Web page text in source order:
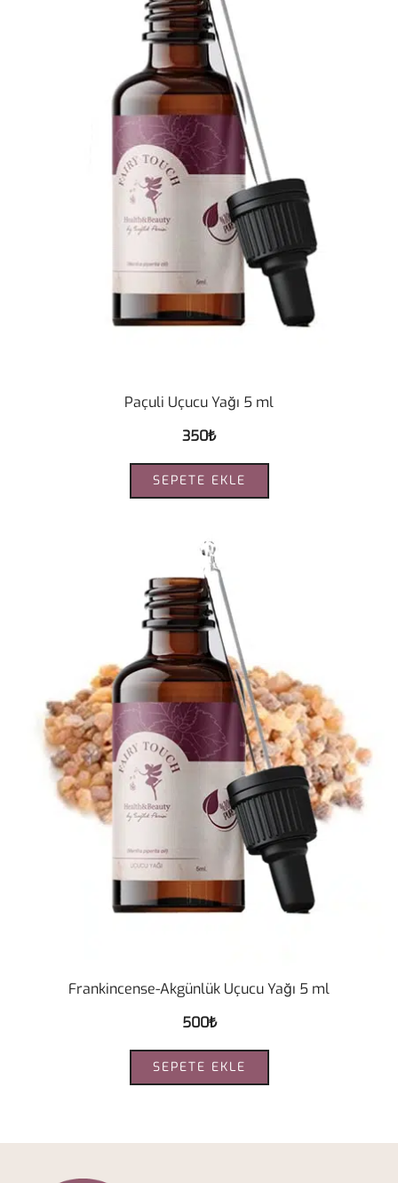
Paçuli Uçucu Yağı 5 ml
350₺
SEPETE EKLE
Frankincense-Akgünlük Uçucu Yağı 5 ml
500₺
SEPETE EKLE